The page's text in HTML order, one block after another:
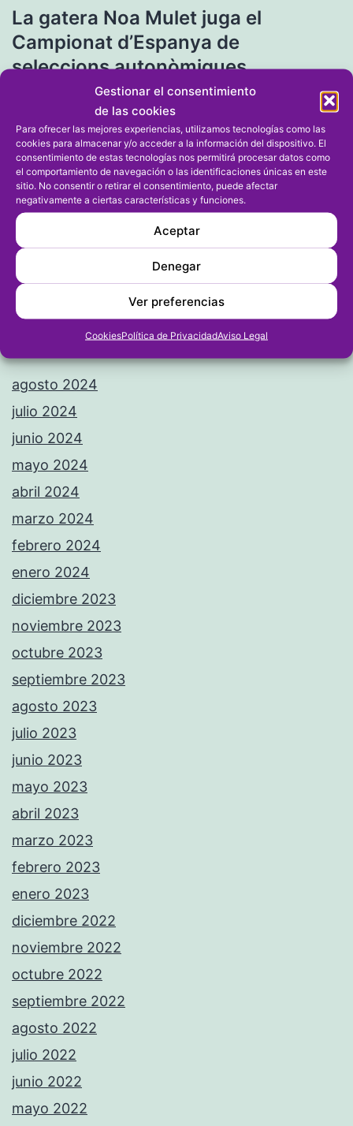
Gestionar el consentimiento
de las cookies
Para ofrecer las mejores experiencias, utilizamos tecnologías como las
cookies para almacenar y/o acceder a la información del dispositivo. El
consentimiento de estas tecnologías nos permitirá procesar datos como
el comportamiento de navegación o las identificaciones únicas en este
sitio. No consentir o retirar el consentimiento, puede afectar
negativamente a ciertas características y funciones.
Aceptar
Denegar
Ver preferencias
CookiesPolítica de PrivacidadAviso Legal
de
entradas
La gatera Noa Mulet juga el
Campionat d’Espanya de
seleccions autonòmiques
Entrada siguiente
El CFS Mar Dénia renuncia a su
plaza en Tercera División y no
competirá
agosto 2024
julio 2024
junio 2024
mayo 2024
abril 2024
marzo 2024
febrero 2024
enero 2024
diciembre 2023
noviembre 2023
octubre 2023
septiembre 2023
agosto 2023
julio 2023
junio 2023
mayo 2023
abril 2023
marzo 2023
febrero 2023
enero 2023
diciembre 2022
noviembre 2022
octubre 2022
septiembre 2022
agosto 2022
julio 2022
junio 2022
mayo 2022